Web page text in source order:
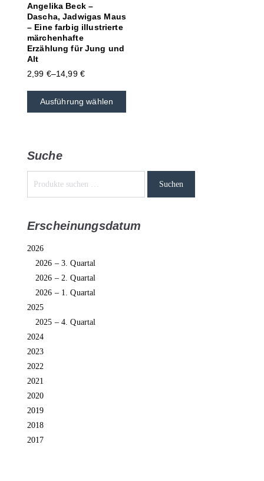
Angelika Beck –
Dascha, Jadwigas Maus
– Eine farbig illustrierte
märchenhafte
Erzählung für Jung und
Alt
2,99 €–14,99 €
Ausführung wählen
Suche
Suchen
Erscheinungsdatum
2026
2026 – 3. Quartal
2026 – 2. Quartal
2026 – 1. Quartal
2025
2025 – 4. Quartal
2024
2023
2022
2021
2020
2019
2018
2017